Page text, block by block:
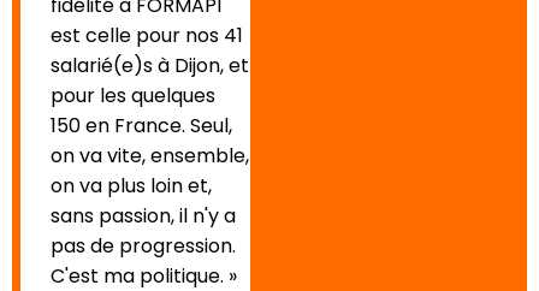
est celle pour nos 41
salarié(e)s à Dijon, et
pour les quelques
150 en France. Seul,
on va vite, ensemble,
on va plus loin et,
sans passion, il n'y a
pas de progression.
C'est ma politique. »